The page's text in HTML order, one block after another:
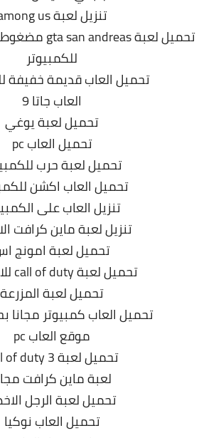
تنزيل لعبة among us
للكمبيوتر
تحميل العاب قديمة خفيفة
العاب جاتا 9
تحميل لعبة يوغي
تحميل العاب pc
تحميل لعبة حرب
تحميل العاب اكشن
تنزيل العاب على
تنزيل لعبة ماين كرافت
تحميل لعبة امونج
تحميل لعبة call of duty للاندرويد
تحميل لعبة المزرعة
تحميل العاب كمبيوتر مجانا
موقع العاب pc
تحميل لعبة call of duty 3
لعبة ماين كرافت
تحميل لعبة الرجل
تحميل العاب نوكيا